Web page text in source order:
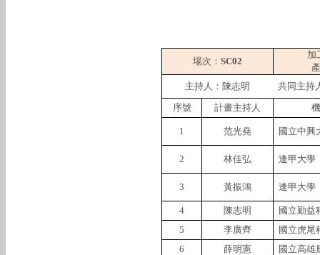
場次： SC02
加
主持人：陳志明
共同主持
序號
計畫主持人
1 范光堯 國立中興
2 林佳弘 逢甲大學
3 黃振鴻 逢甲大學
4 陳志明
國立勤益
5
李廣齊
國立虎尾
6
薛明憲 國立高雄